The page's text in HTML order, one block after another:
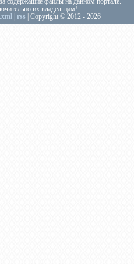
их владельцам!
rss | Copyright © 2012 - 2026